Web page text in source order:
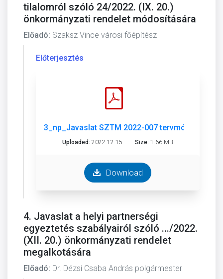
tilalomról szóló 24/2022. (IX. 20.)
önkormányzati rendelet módosítására
Előadó: Szaksz Vince városi főépítész
Előterjesztés
3_np_Javaslat SZTM 2022-007 tervmód.
Uploaded: 2022.12.15 Size: 1.66 MB
Download
4. Javaslat a helyi partnerségi
egyeztetés szabályairól szóló .../2022.
(XII. 20.) önkormányzati rendelet
megalkotására
Előadó: Dr. Dézsi Csaba András polgármester